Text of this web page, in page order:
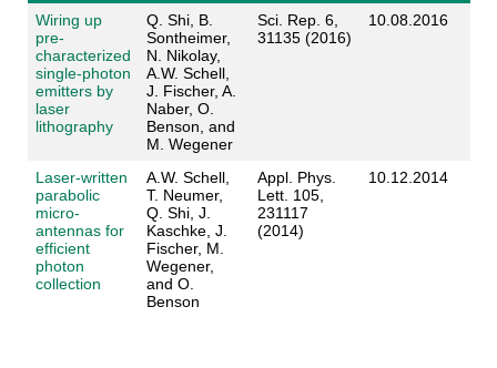
Wiring up
pre-
characterized
single-photon
emitters by
laser
lithography
Q. Shi, B.
Sontheimer,
N. Nikolay,
A.W. Schell,
J. Fischer, A.
Naber, O.
Benson, and
M. Wegener
Sci. Rep. 6,
31135 (2016)
10.08.2016
Laser-written
parabolic
micro-
antennas for
efficient
photon
collection
A.W. Schell,
T. Neumer,
Q. Shi, J.
Kaschke, J.
Fischer, M.
Wegener,
and O.
Benson
Appl. Phys.
Lett. 105,
231117
(2014)
10.12.2014